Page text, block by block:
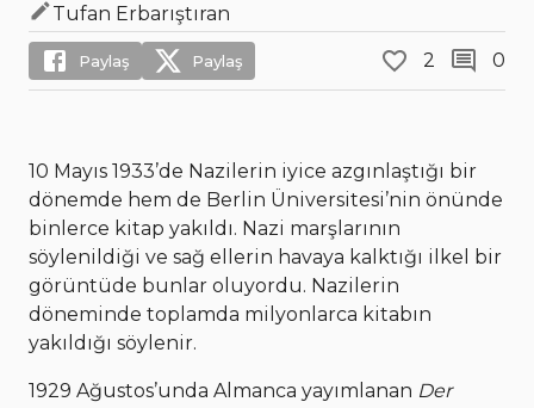
Tufan Erbarıştıran
Paylaş Paylaş 2 0
10 Mayıs 1933’de Nazilerin iyice azgınlaştığı bir
dönemde hem de Berlin Üniversitesi’nin önünde
binlerce kitap yakıldı. Nazi marşlarının
söylenildiği ve sağ ellerin havaya kalktığı ilkel bir
görüntüde bunlar oluyordu. Nazilerin
döneminde toplamda milyonlarca kitabın
yakıldığı söylenir.
1929 Ağustos’unda Almanca yayımlanan Der